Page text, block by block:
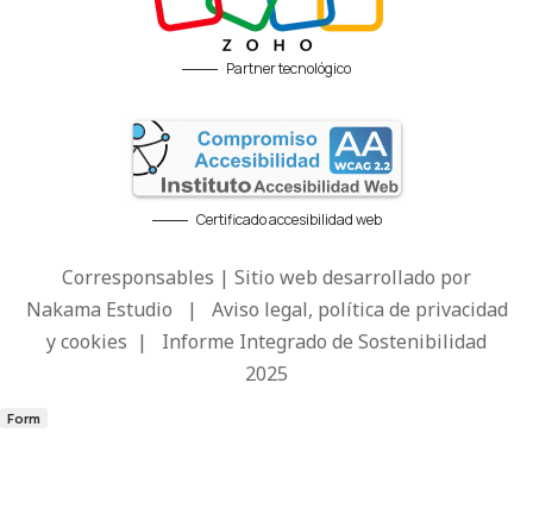
Partner tecnológico
Certificado accesibilidad web
Corresponsables | Sitio web desarrollado por
Nakama Estudio | Aviso legal, política de privacidad
y cookies | Informe Integrado de Sostenibilidad
2025
Form